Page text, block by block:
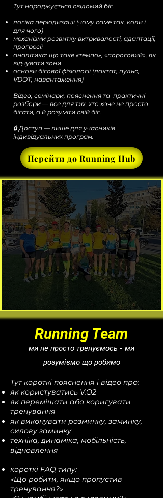
Тут народжується свідомий біг.
логіка періодизації (чому саме так, коли і
для чого)
механізми розвитку витривалості, адаптації,
прогресії
аналітика: що таке «темпо», «пороговий», як
відчувати зони
основи бігової фізіології (лактат, пульс,
VDOT, навантаження)
Відео, семінари, пояснення та практичні
розбори — все для тих, хто хоче не просто
бігати, а й розуміти свій біг.
🔒 Доступ — лише для учасників
індивідуальних програм.
Перейти до Running Hub
Running Team
ми не просто тренуємось - ми
розуміємо що робимо
Тут короткі пояснення і відео про:
як користуватись V.O2
як переміщати або коригувати
тренування
як виконувати розминку, заминку,
силову заминку
техніка, динаміка, мобільність,
відновлення
короткі FAQ типу:
«Що робити, якщо пропустив
тренування?»